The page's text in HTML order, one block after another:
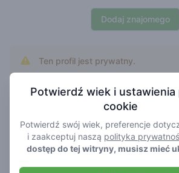
Dodaj znajomego
Ten profil jest prywatny.
zdjęcie profilowe.
Potwierdź wiek i ustawienia
cookie
Potwierdź swój wiek, preferencje
i zaakceptuj naszą polityka
dostęp do tej witryny, musisz mieć